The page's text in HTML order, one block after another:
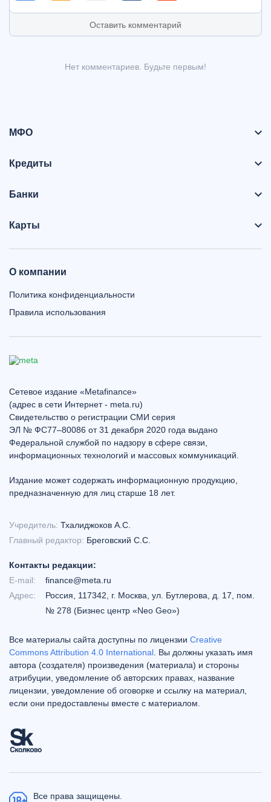
Оставить комментарий
Нет комментариев. Будьте первым!
МФО
Кредиты
Банки
Карты
О компании
Политика конфиденциальности
Правила использования
Сетевое издание «Metafinance»
(адрес в сети Интернет - meta.ru)
Свидетельство о регистрации СМИ серия
ЭЛ № ФС77–80086 от 31 декабря 2020 года выдано
Федеральной службой по надзору в сфере связи,
информационных технологий и массовых коммуникаций.
Издание может содержать информационную продукцию,
предназначенную для лиц старше 18 лет.
Учредитель: Тхалиджоков А.С.
Главный редактор: Бреговский С.С.
Контакты редакции:
E-mail:
finance@meta.ru
Адрес:
Россия, 117342, г. Москва, ул. Бутлерова, д. 17, пом.
№ 278 (Бизнес центр «Neo Geo»)
Все материалы сайта доступны по лицензии Creative
Commons Attribution 4.0 International . Вы должны указать имя
автора (создателя) произведения (материала) и стороны
атрибуции, уведомление об авторских правах, название
лицензии, уведомление об оговорке и ссылку на материал,
если они предоставлены вместе с материалом.
Все права защищены.